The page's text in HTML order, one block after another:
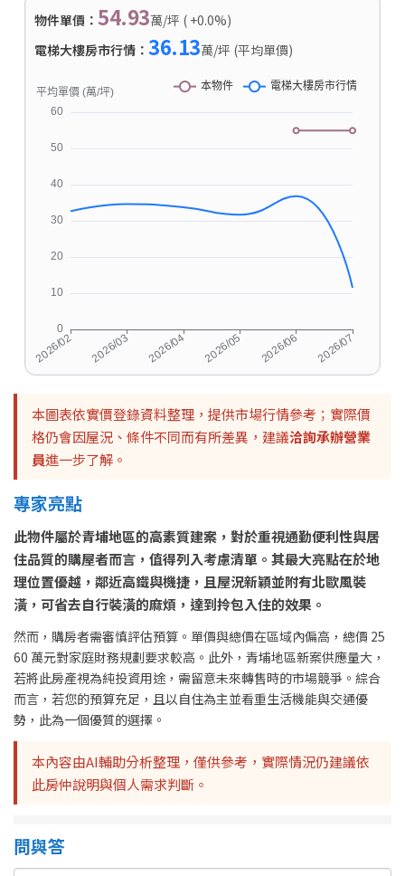
物件單價： 54.93萬/坪 ( +0.0%)
電梯大樓房市行情： 36.13萬/坪 (平均單價)
本圖表依實價登錄資料整理，提供市場行情參考；實際價
格仍會因屋況、條件不同而有所差異，建議洽詢承辦營業
員進一步了解。
專家亮點
此物件屬於青埔地區的高素質建案，對於重視通勤便利性與居
住品質的購屋者而言，值得列入考慮清單。其最大亮點在於地
理位置優越，鄰近高鐵與機捷，且屋況新穎並附有北歐風裝
潢，可省去自行裝潢的麻煩，達到拎包入住的效果。
然而，購房者需審慎評估預算。單價與總價在區域內偏高，總價 25
60 萬元對家庭財務規劃要求較高。此外，青埔地區新案供應量大，
若將此房產視為純投資用途，需留意未來轉售時的市場競爭。綜合
而言，若您的預算充足，且以自住為主並看重生活機能與交通優
勢，此為一個優質的選擇。
本內容由AI輔助分析整理，僅供參考，實際情況仍建議依
此房仲說明與個人需求判斷。
問與答